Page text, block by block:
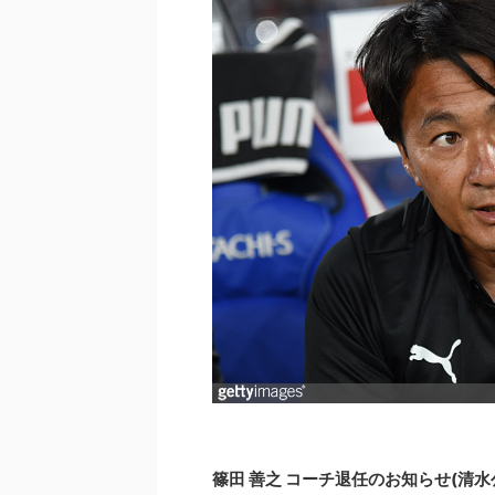
篠田 善之 コーチ退任のお知らせ(清